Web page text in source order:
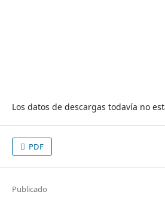
Los datos de descargas todavía no
PDF
Publicado